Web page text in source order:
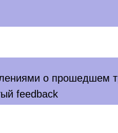
о прошедшем
feedback